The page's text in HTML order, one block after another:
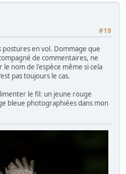
#19
postures en vol. Dommage que
de commentaires, ne
nom de l'espèce même si cela
pas toujours le cas.
le fil: un jeune rouge
bleue photographiées dans mon